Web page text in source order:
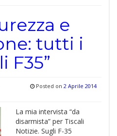
e
tutti i
F35”
Posted on 2 Aprile 2014
La mia intervista “da
disarmista” per Tiscali
Notizie. Sugli F-35